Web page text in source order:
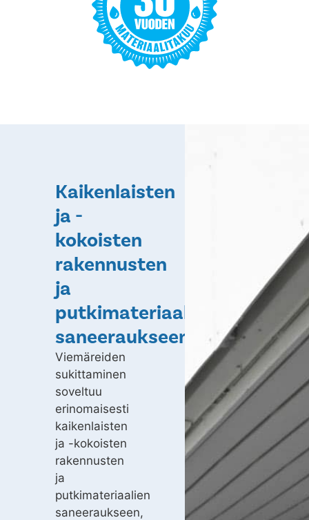
Kaikenlaisten
ja -
kokoisten
rakennusten
ja
putkimateriaalien
saneeraukseen
Viemäreiden
sukittaminen
soveltuu
erinomaisesti
kaikenlaisten
ja -kokoisten
rakennusten
ja
putkimateriaalien
saneeraukseen,